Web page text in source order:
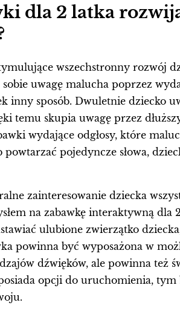
dla 2 latka
wszechstronny rozwój
uwagę malucha poprzez
inny sposób. Dwuletnie dziecko
temu skupia uwagę przez
wydające odgłosy, które
powtarzać pojedyncze słowa,
zainteresowanie dziecka
na zabawkę interaktywną dla
ulubione zwierzątko
powinna być wyposażona w
dźwięków, ale powinna też
opcji do uruchomienia, tym